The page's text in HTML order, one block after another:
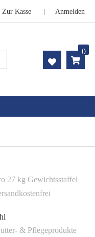
Anmelden
Zur Kasse
0
27 kg Gewichtsstaffel
& Pflegeprodukte